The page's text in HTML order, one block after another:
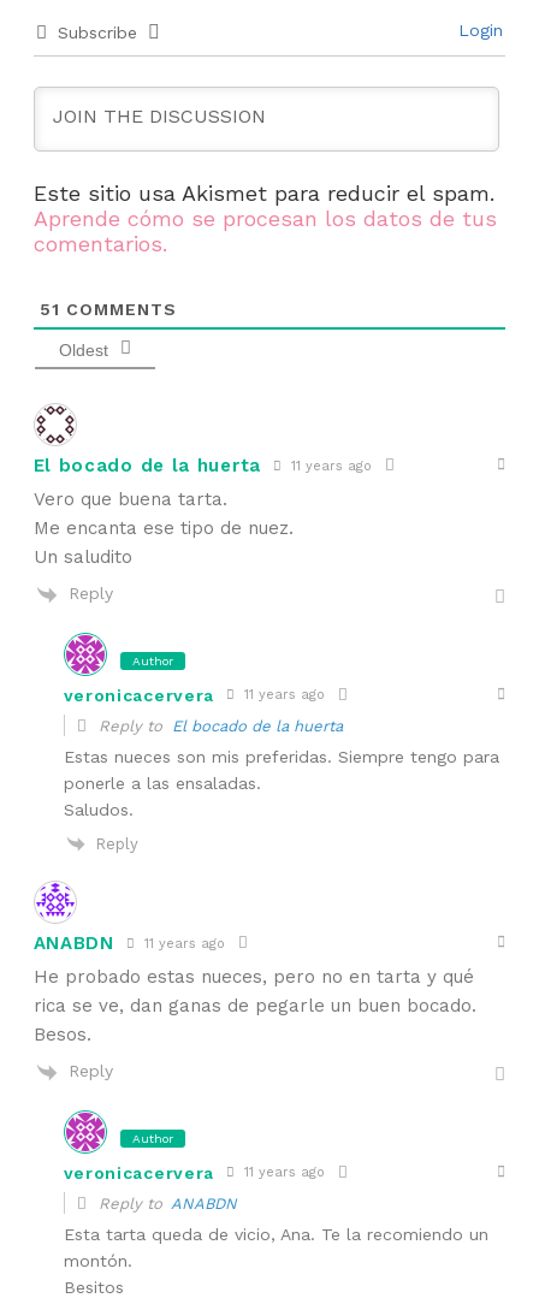
Subscribe Login
Este sitio usa Akismet para reducir el spam.
Aprende cómo se procesan los datos de tus
comentarios.
51 COMMENTS
Oldest
El bocado de la huerta 11 years ago
Vero que buena tarta.
Me encanta ese tipo de nuez.
Un saludito
Reply
Author
veronicacervera 11 years ago
Reply to El bocado de la huerta
Estas nueces son mis preferidas. Siempre tengo para
ponerle a las ensaladas.
Saludos.
Reply
ANABDN 11 years ago
He probado estas nueces, pero no en tarta y qué
rica se ve, dan ganas de pegarle un buen bocado.
Besos.
Reply
Author
veronicacervera 11 years ago
Reply to ANABDN
Esta tarta queda de vicio, Ana. Te la recomiendo un
montón.
Besitos